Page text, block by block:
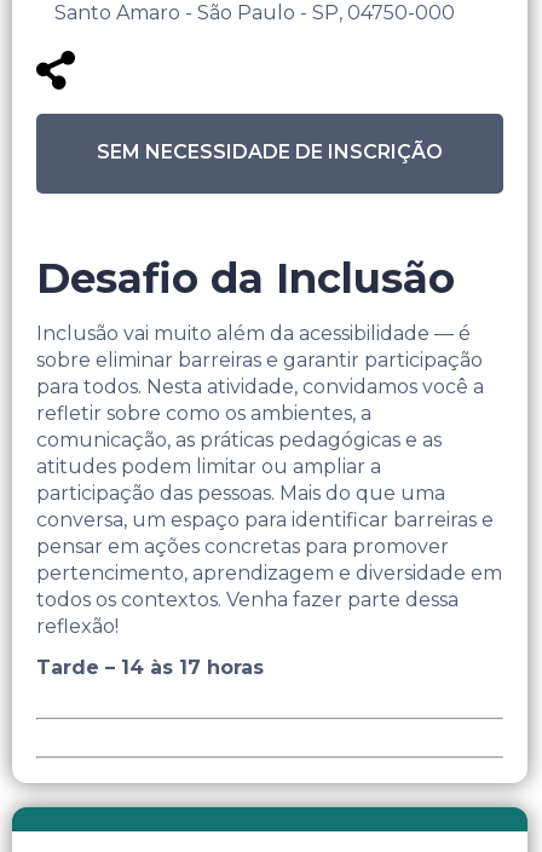
Santo Amaro - São Paulo - SP, 04750-000
SEM NECESSIDADE DE INSCRIÇÃO
Desafio da Inclusão
Inclusão vai muito além da acessibilidade — é
sobre eliminar barreiras e garantir participação
para todos. Nesta atividade, convidamos você a
refletir sobre como os ambientes, a
comunicação, as práticas pedagógicas e as
atitudes podem limitar ou ampliar a
participação das pessoas. Mais do que uma
conversa, um espaço para identificar barreiras e
pensar em ações concretas para promover
pertencimento, aprendizagem e diversidade em
todos os contextos. Venha fazer parte dessa
reflexão!
Tarde – 14 às 17 horas